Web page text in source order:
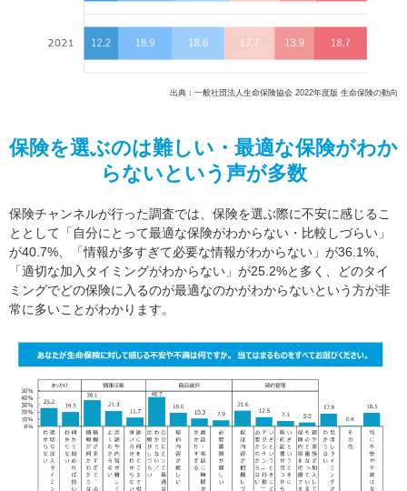
出典：一般社団法人生命保険協会 2022年度版 生命保険の動向
保険を選ぶのは難しい・最適な保険がわか
らないという声が多数
保険チャンネルが行った調査では、保険を選ぶ際に不安に感じるこ
ととして「自分にとって最適な保険がわからない・比較しづらい」
が40.7%、「情報が多すぎて必要な情報がわからない」が36.1%、
「適切な加入タイミングがわからない」が25.2%と多く、どのタイ
ミングでどの保険に入るのが最適なのかがわからないという方が非
常に多いことがわかります。